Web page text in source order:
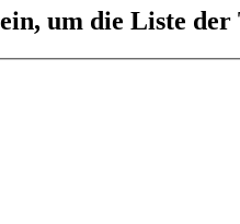
um die Liste